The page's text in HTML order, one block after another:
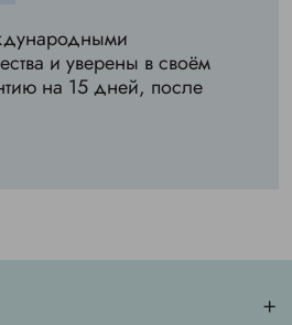
и уверены в своём
на 15 дней, после